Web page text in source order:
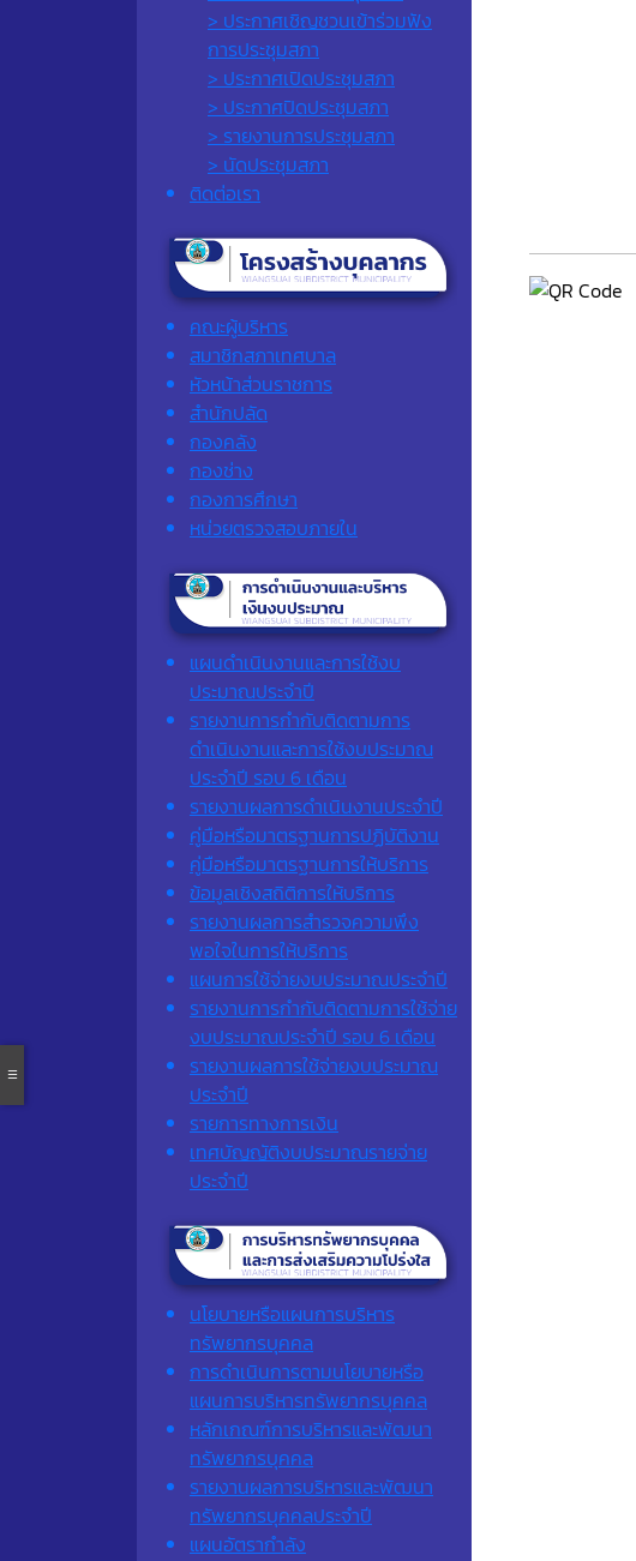
> ประกาศเชิญชวนเข้าร่วมฟัง
การประชุมสภา
> ประกาศเปิดประชุมสภา
> ประกาศปิดประชุมสภา
> รายงานการประชุมสภา
> นัดประชุมสภา
ติดต่อเรา
คณะผู้บริหาร
สมาชิกสภาเทศบาล
หัวหน้าส่วนราชการ
สำนักปลัด
กองคลัง
กองช่าง
กองการศึกษา
หน่วยตรวจสอบภายใน
แผนดำเนินงานและการใช้งบ
ประมาณประจำปี
รายงานการกำกับติดตามการ
ดำเนินงานและการใช้งบประมาณ
ประจำปี รอบ 6 เดือน
รายงานผลการดำเนินงานประจำปี
คู่มือหรือมาตรฐานการปฏิบัติงาน
คู่มือหรือมาตรฐานการให้บริการ
ข้อมูลเชิงสถิติการให้บริการ
รายงานผลการสำรวจความพึง
พอใจในการให้บริการ
แผนการใช้จ่ายงบประมาณประจำปี
รายงานการกำกับติดตามการใช้จ่าย
งบประมาณประจำปี รอบ 6 เดือน
รายงานผลการใช้จ่ายงบประมาณ
ประจำปี
รายการทางการเงิน
เทศบัญญัติงบประมาณรายจ่าย
ประจำปี
นโยบายหรือแผนการบริหาร
ทรัพยากรบุคคล
การดำเนินการตามนโยบายหรือ
แผนการบริหารทรัพยากรบุคคล
หลักเกณฑ์การบริหารและพัฒนา
ทรัพยากรบุคคล
รายงานผลการบริหารและพัฒนา
ทรัพยากรบุคคลประจำปี
แผนอัตรากำลัง